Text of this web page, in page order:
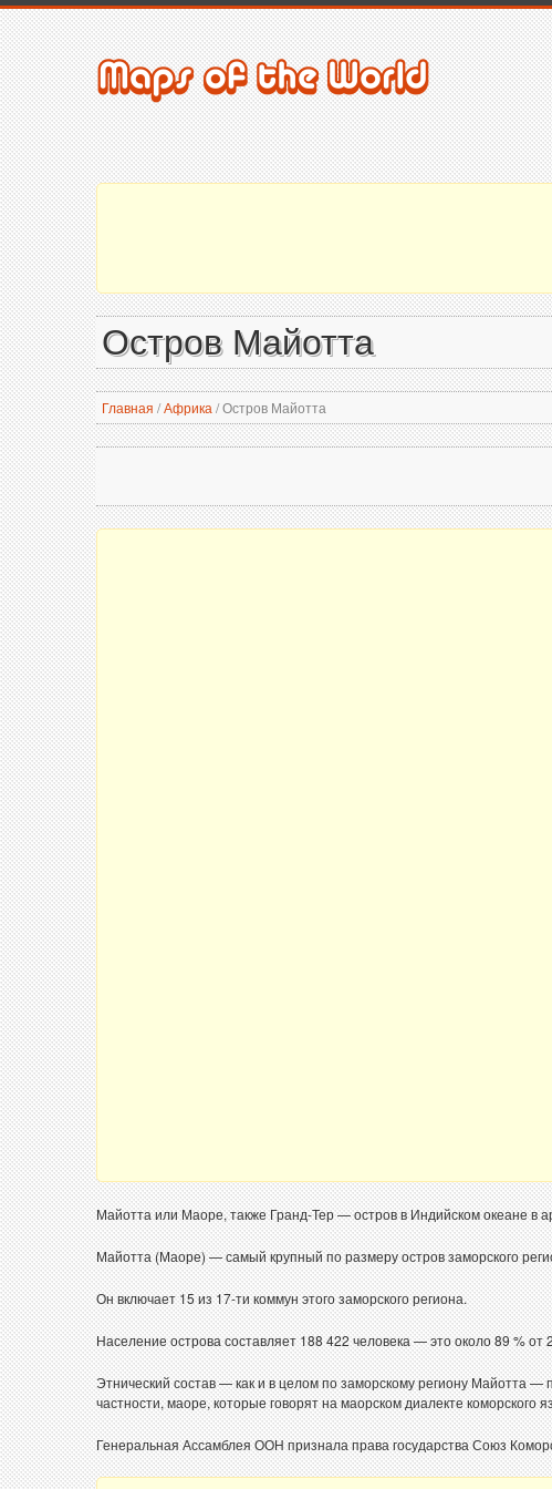
Остров Майотта
Главная /Африка /Остров Майотта
Майотта или Маоре, также Гранд-Тер — остров в Индийском океане в
Майотта (Маоре) — самый крупный по размеру остров заморского
Он включает 15 из 17-ти коммун этого заморского региона.
Население острова составляет 188 422 человека — это около 89 %
Этнический состав — как и в целом по заморскому региону Майотта
частности, маоре, которые говорят на маорском диалекте коморского
Генеральная Ассамблея ООН признала права государства Союз